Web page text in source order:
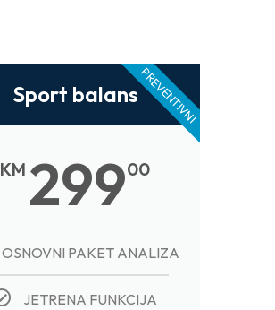
Sport balans
KM 29900
OSNOVNI PAKET ANALIZA
JETRENA FUNKCIJA
PREVENTIVNI